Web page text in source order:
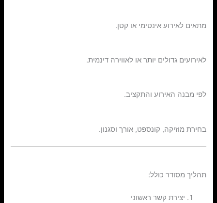
מתאים לאירוע אינטימי או קטן.
לאירועים גדולים יותר או לאווירה דינמית.
לפי מבנה האירוע והתקציב.
בחירת מוזיקה, קונספט, אורך וסגנון.
תהליך מסודר כולל:
יצירת קשר ראשוני